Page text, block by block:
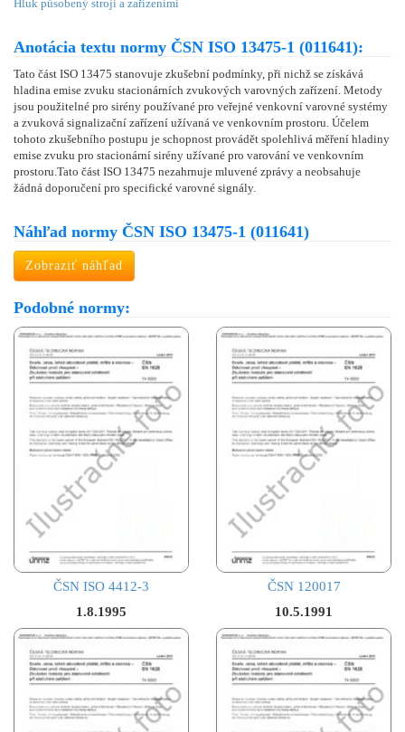
Hluk působený stroji a zařízeními
Anotácia textu normy ČSN ISO 13475-1 (011641):
Tato část ISO 13475 stanovuje zkušební podmínky, při nichž se získává
hladina emise zvuku stacionárních zvukových varovných zařízení. Metody
jsou použitelné pro sirény používané pro veřejné venkovní varovné systémy
a zvuková signalizační zařízení užívaná ve venkovním prostoru. Účelem
tohoto zkušebního postupu je schopnost provádět spolehlivá měření hladiny
emise zvuku pro stacionární sirény užívané pro varování ve venkovním
prostoru.Tato část ISO 13475 nezahrnuje mluvené zprávy a neobsahuje
žádná doporučení pro specifické varovné signály.
Náhľad normy ČSN ISO 13475-1 (011641)
Zobraziť náhľad
Podobné normy:
ČSN ISO 4412-3
1.8.1995
ČSN 120017
10.5.1991